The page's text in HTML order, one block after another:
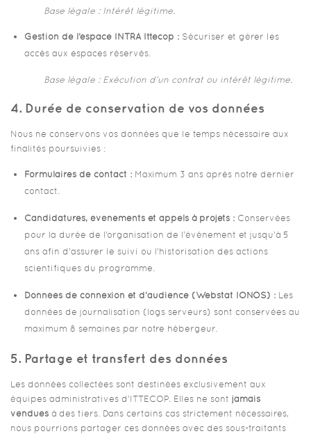
Base légale : Intérêt légitime.
Gestion de l’espace INTRA Ittecop : Sécuriser et gérer les
accès aux espaces réservés.
Base légale : Exécution d’un contrat ou intérêt légitime.
4. Durée de conservation de vos données
Nous ne conservons vos données que le temps nécessaire aux
finalités poursuivies :
Formulaires de contact : Maximum 3 ans après notre dernier
contact.
Candidatures, événements et appels à projets : Conservées
pour la durée de l’organisation de l’événement et jusqu’à 5
ans afin d’assurer le suivi ou l’historisation des actions
scientifiques du programme.
Données de connexion et d’audience (Webstat IONOS) : Les
données de journalisation (logs serveurs) sont conservées au
maximum 8 semaines par notre hébergeur.
5. Partage et transfert des données
Les données collectées sont destinées exclusivement aux
équipes administratives d’ITTECOP. Elles ne sont jamais
vendues à des tiers. Dans certains cas strictement nécessaires,
nous pourrions partager ces données avec des sous-traitants